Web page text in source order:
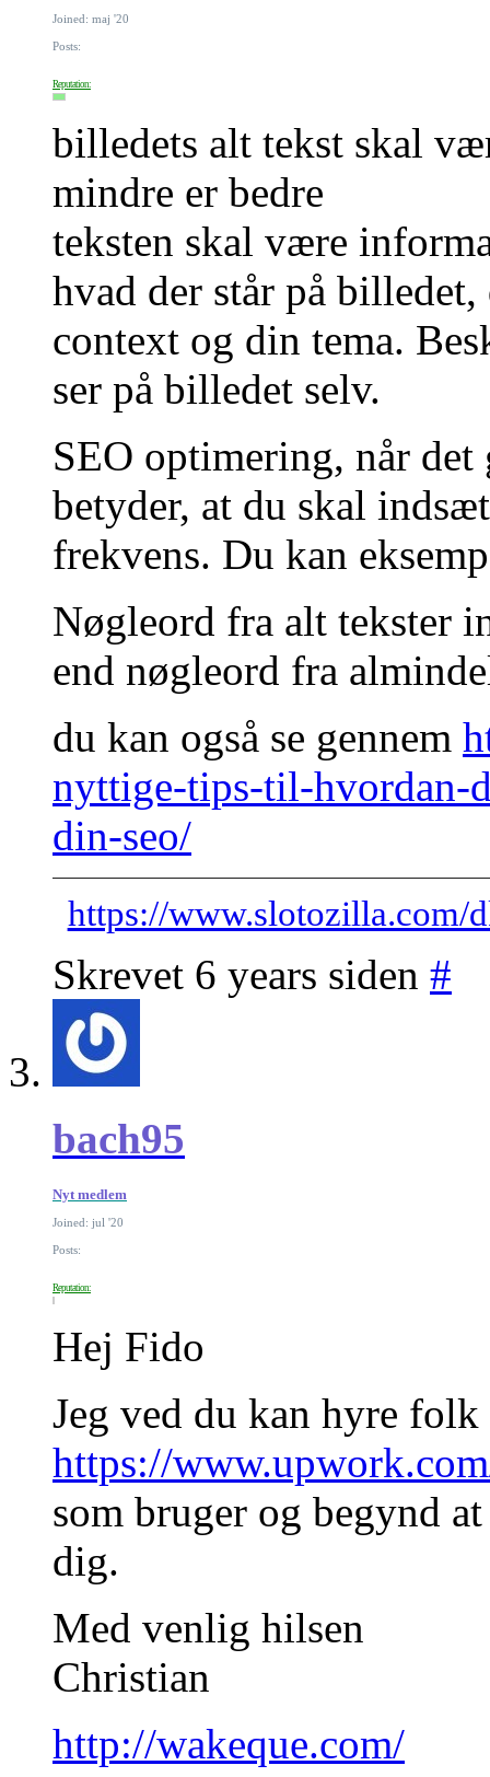
Joined: maj '20
Posts:
Reputation:
billedets alt tekst skal
mindre er bedre
teksten skal være
hvad der står på
context og din tema.
ser på billedet selv.
SEO optimering, når
betyder, at du skal
frekvens. Du kan
Nøgleord fra alt tekster
end nøgleord fra
du kan også se gennem
nyttige-tips-til-hvordan-
din-seo/
https://www.slotozilla.com/
Skrevet 6 years siden #
bach95
Nyt medlem
Joined: jul '20
Posts:
Reputation:
Hej Fido
Jeg ved du kan hyre folk
https://
som bruger og begynd
dig.
Med venlig hilsen
Christian
http://wakeque.com/